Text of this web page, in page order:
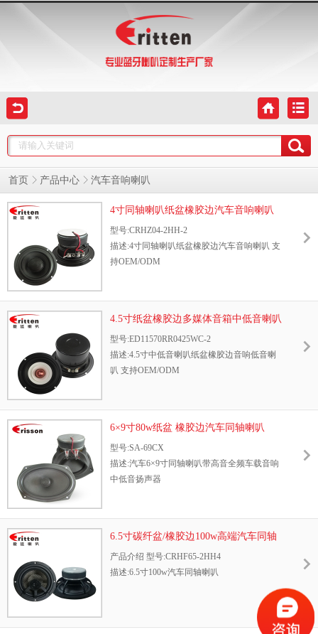
首页 产品中心 汽车音响喇叭
4寸同轴喇叭纸盆橡胶边汽车音响喇叭
型号:CRHZ04-2HH-2
描述:4寸同轴喇叭纸盆橡胶边汽车音响喇叭 支
持OEM/ODM
4.5寸纸盆橡胶边多媒体音箱中低音喇叭
型号:ED11570RR0425WC-2
描述:4.5寸中低音喇叭纸盆橡胶边音响低音喇
叭 支持OEM/ODM
6×9寸80w纸盆 橡胶边汽车同轴喇叭
型号:SA-69CX
描述:汽车6×9寸同轴喇叭带高音全频车载音响
中低音扬声器
6.5寸碳纤盆/橡胶边100w高端汽车同轴
喇叭
产品介绍 型号:CRHF65-2HH4
描述:6.5寸100w汽车同轴喇叭